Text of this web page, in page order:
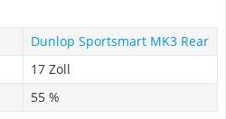
Dunlop Sportsmart MK3 Rear
17 Zoll
55 %